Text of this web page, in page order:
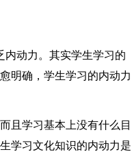
内动力。其实学生学习的
明确，学生学习的内动力
且学习基本上没有什么目
学习文化知识的内动力是